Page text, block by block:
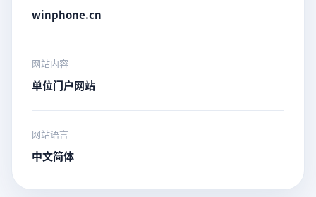
winphone.cn
网站内容
单位门户网站
网站语言
中文简体